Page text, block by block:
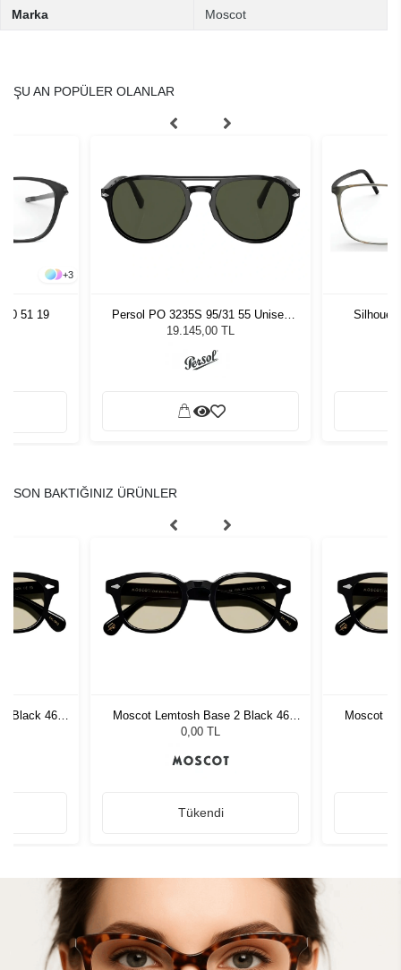
Marka Moscot
ŞU AN POPÜLER OLANLAR
+3
51 19
Persol PO 3235S 95/31 55 Unisex
Güneş Gözlüğü
19.145,00 TL
SON BAKTIĞINIZ ÜRÜNLER
Black 46
Moscot Lemtosh Base 2 Black 46
Amber
0,00 TL
Tükendi
Moscot